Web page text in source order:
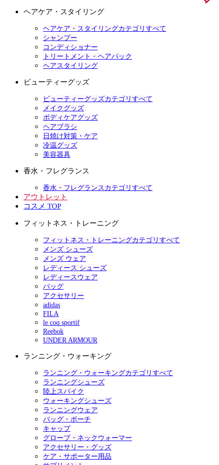
ヘアケア・スタイリング
ヘアケア・スタイリングカテゴリすべて
シャンプー
コンディショナー
トリートメント・ヘアパック
ヘアスタイリング
ビューティーグッズ
ビューティーグッズカテゴリすべて
メイクグッズ
ボディケアグッズ
ヘアブラシ
日焼け対策・ケア
冷温グッズ
美容器具
香水・フレグランス
香水・フレグランスカテゴリすべて
アウトレット
コスメ TOP
フィットネス・トレーニング
フィットネス・トレーニングカテゴリすべて
メンズ シューズ
メンズ ウェア
レディース シューズ
レディースウェア
バッグ
アクセサリー
adidas
FILA
le coq sportif
Reebok
UNDER ARMOUR
ランニング・ウォーキング
ランニング・ウォーキングカテゴリすべて
ランニングシューズ
陸上スパイク
ウォーキングシューズ
ランニングウェア
バッグ・ポーチ
キャップ
グローブ・ネックウォーマー
アクセサリー・グッズ
ケア・サポーター用品